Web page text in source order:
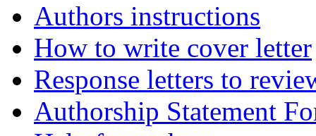
Authors instructions
How to write cover letter
Response letters to
Authorship Statement